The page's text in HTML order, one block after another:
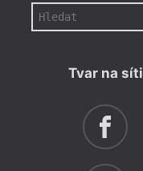
Tvar na síti